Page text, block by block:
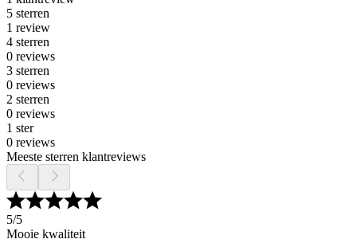
5 sterren
1 review
4 sterren
0 reviews
3 sterren
0 reviews
2 sterren
0 reviews
1 ster
0 reviews
Meeste sterren klantreviews
5/5
Mooie kwaliteit